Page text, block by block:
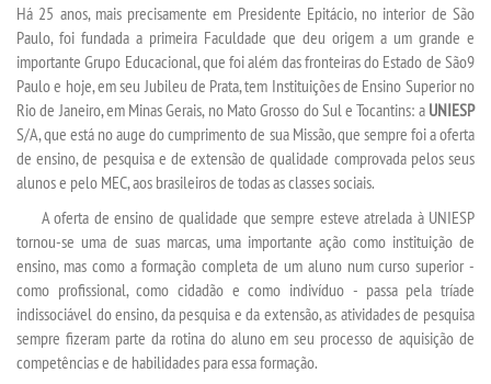
MATRÍCULA
EDITAL
PUBLICAÇÕES
DESTAQUES
UNIESP NEWS
REPOSITÓRIO
Há 25 anos, mais precisamente em Presidente Epitácio, no interior de São
Paulo, foi fundada a primeira Faculdade que deu origem a um grande e
importante Grupo Educacional, que foi além das fronteiras do Estado de São9
Paulo e hoje, em seu Jubileu de Prata, tem Instituições de Ensino Superior no
Rio de Janeiro, em Minas Gerais, no Mato Grosso do Sul e Tocantins: a UNIESP
S/A, que está no auge do cumprimento de sua Missão, que sempre foi a oferta
de ensino, de pesquisa e de extensão de qualidade comprovada pelos seus
alunos e pelo MEC, aos brasileiros de todas as classes sociais.
A oferta de ensino de qualidade que sempre esteve atrelada à UNIESP
tornou-se uma de suas marcas, uma importante ação como instituição de
ensino, mas como a formação completa de um aluno num curso superior -
como profissional, como cidadão e como indivíduo - passa pela tríade
indissociável do ensino, da pesquisa e da extensão, as atividades de pesquisa
sempre fizeram parte da rotina do aluno em seu processo de aquisição de
competências e de habilidades para essa formação.